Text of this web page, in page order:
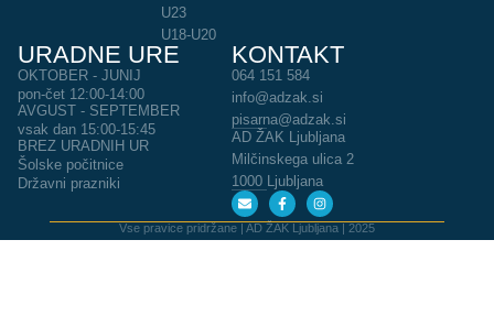
U23
U18-U20
URADNE URE
OKTOBER - JUNIJ
pon-čet 12:00-14:00
AVGUST - SEPTEMBER
vsak dan 15:00-15:45
BREZ URADNIH UR
Šolske počitnice
Državni prazniki
KONTAKT
064 151 584
info@adzak.si
pisarna@adzak.si
AD ŽAK Ljubljana
Milčinskega ulica 2
1000 Ljubljana
Vse pravice pridržane | AD ŽAK Ljubljana | 2025